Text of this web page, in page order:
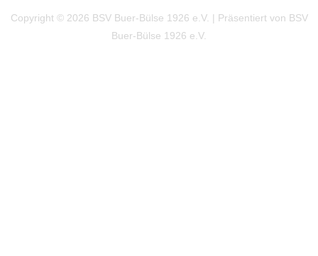
Copyright © 2026 BSV Buer-Bülse 1926 e.V. | Präsentiert von BSV
Buer-Bülse 1926 e.V.